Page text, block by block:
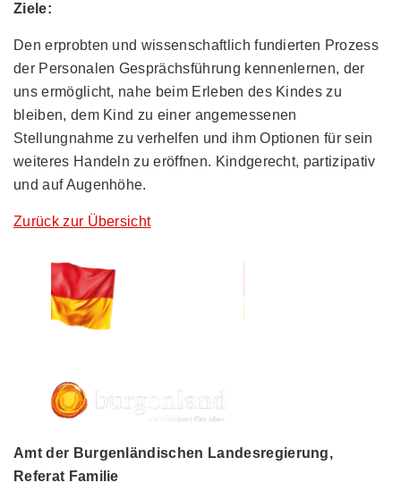
Ziele:
Den erprobten und wissenschaftlich fundierten Prozess
der Personalen Gesprächsführung kennenlernen, der
uns ermöglicht, nahe beim Erleben des Kindes zu
bleiben, dem Kind zu einer angemessenen
Stellungnahme zu verhelfen und ihm Optionen für sein
weiteres Handeln zu eröffnen. Kindgerecht, partizipativ
und auf Augenhöhe.
Zurück zur Übersicht
Amt der Burgenländischen Landesregierung,
Referat Familie